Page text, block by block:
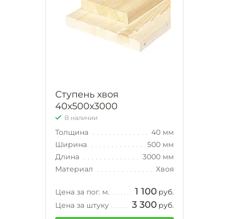
Ступень хвоя
40х500х3000
В наличии
Толщина
40 мм
Ширина
500 мм
Длина
3000 мм
Материал
Хвоя
Цена за пог. м. 1 100 руб.
Цена за штуку
3 300 руб.